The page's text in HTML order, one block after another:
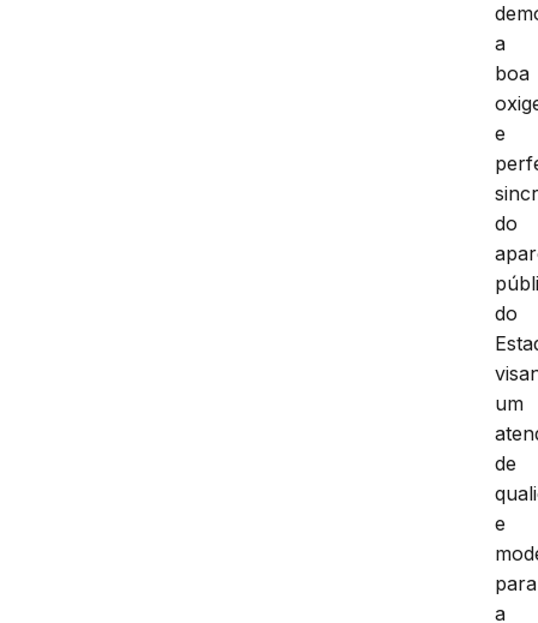
a
boa
e
do
do
um
de
e
para
a